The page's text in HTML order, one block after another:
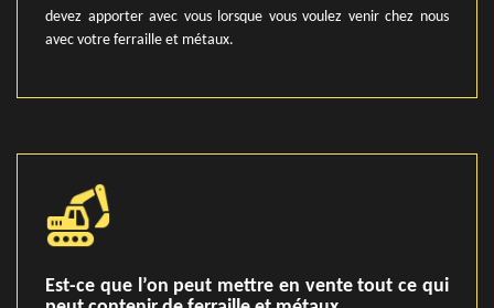
devez apporter avec vous lorsque vous voulez venir chez nous
avec votre ferraille et métaux.
Est-ce que l’on peut mettre en vente tout ce qui